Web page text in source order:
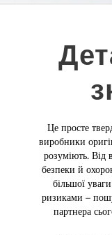
Це просте
виробники
розуміють. Від
безпеки й
більшої
ризиками –
партнера